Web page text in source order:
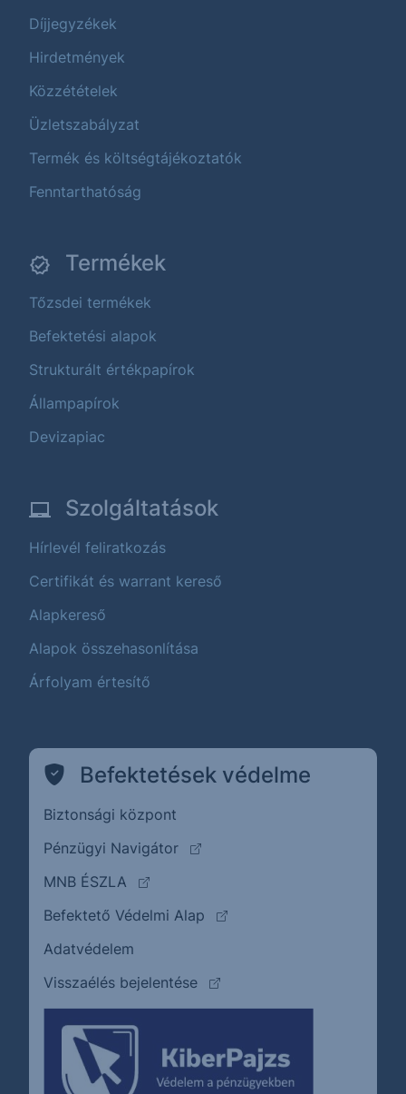
Díjjegyzékek
Hirdetmények
Közzétételek
Üzletszabályzat
Termék és költségtájékoztatók
Fenntarthatóság
Termékek
Tőzsdei termékek
Befektetési alapok
Strukturált értékpapírok
Állampapírok
Devizapiac
Szolgáltatások
Hírlevél feliratkozás
Certifikát és warrant kereső
Alapkereső
Alapok összehasonlítása
Árfolyam értesítő
Befektetések védelme
Biztonsági központ
Pénzügyi Navigátor
(külső oldalra ugrik)
MNB ÉSZLA
(külső oldalra ugrik)
Befektető Védelmi Alap
(külső oldalra ugrik)
Adatvédelem
Visszaélés bejelentése
(külső oldalra ugrik)